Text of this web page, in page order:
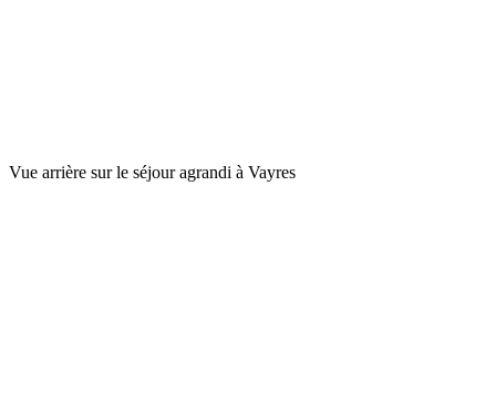
Vue arrière sur le séjour agrandi à Vayres